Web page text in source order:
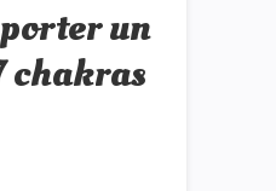
un
chakras